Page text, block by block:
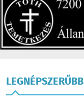
LEGNÉPSZERŰBB